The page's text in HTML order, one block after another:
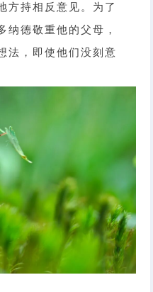
方持相反意见。为了
纳德敬重他的父母，
法，即使他们没刻意